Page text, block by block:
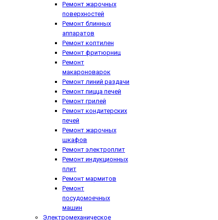
Ремонт жарочных
поверхностей
Ремонт блинных
аппаратов
Ремонт коптилен
Ремонт фритюрниц
Ремонт
макароноварок
Ремонт линий раздачи
Ремонт пицца печей
Ремонт грилей
Ремонт кондитерских
печей
Ремонт жарочных
шкафов
Ремонт электроплит
Ремонт индукционных
плит
Ремонт мармитов
Ремонт
посудомоечных
машин
Электромеханическое